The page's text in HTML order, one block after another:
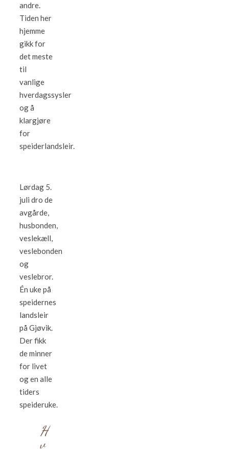
andre.
Tiden her
hjemme
gikk for
det meste
til
vanlige
hverdagssysler
og å
klargjøre
for
speiderlandsleir.
Lørdag 5.
juli dro de
avgårde,
husbonden,
veslekæll,
veslebonden
og
veslebror.
Én uke på
speidernes
landsleir
på Gjøvik.
Der fikk
de minner
for livet
og en alle
tiders
speideruke.
H
v